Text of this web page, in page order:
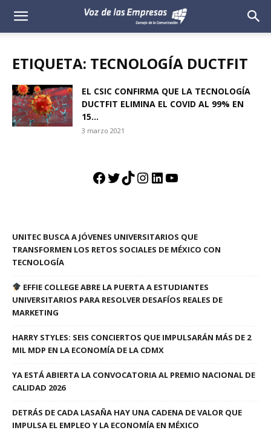
Voz
Empresas
ETIQUETA: TECNOLOGÍA DUCTFIT
EL CSIC CONFIRMA QUE LA TECNOLOGÍA
DUCTFIT ELIMINA EL COVID AL 99% EN
15...
3 marzo 2021
Facebook
Twitter
TikTok
Instagram
LinkedIn
YouTube
UNITEC BUSCA A JÓVENES UNIVERSITARIOS QUE
TRANSFORMEN LOS RETOS SOCIALES DE MÉXICO CON
TECNOLOGÍA
EFFIE COLLEGE ABRE LA PUERTA A ESTUDIANTES
UNIVERSITARIOS PARA RESOLVER DESAFÍOS REALES DE
MARKETING
HARRY STYLES: SEIS CONCIERTOS QUE IMPULSARÁN MÁS DE 2
MIL MDP EN LA ECONOMÍA DE LA CDMX
YA ESTÁ ABIERTA LA CONVOCATORIA AL PREMIO NACIONAL DE
CALIDAD 2026
DETRÁS DE CADA LASAÑA HAY UNA CADENA DE VALOR QUE
IMPULSA EL EMPLEO Y LA ECONOMÍA EN MÉXICO